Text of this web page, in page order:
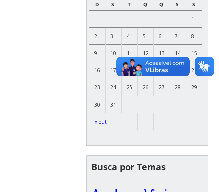
D
S T Q Q S S
« out
1
2 3 4 5 6 7 8
9 10 11 12 13 14 15
16 17 18 19 20 22
23 24 25 26 27 28 29
30 31
Busca por Temas